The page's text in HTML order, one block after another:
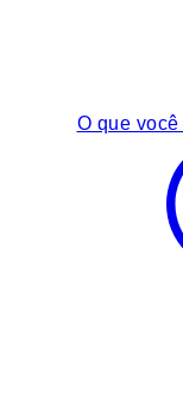
O que